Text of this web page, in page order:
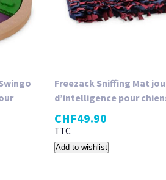
Freezack Sniffing Mat
d’intelligence pour
CHF49.90
TTC
Add to wishlist